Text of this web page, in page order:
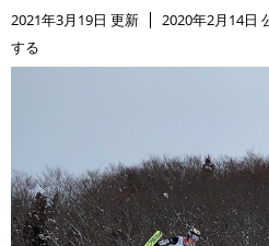
2021年3月19日 更新
2020年2月14日
する